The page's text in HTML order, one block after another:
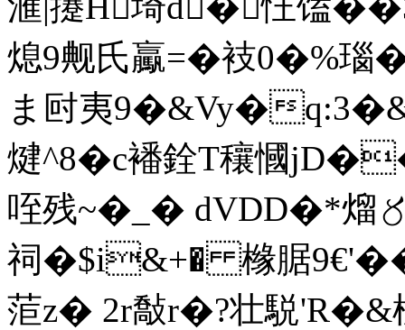
熄9觍氏驘=�衼0�%
ま尀夷9�&Vy�
煡^8�c襎銓T穰慖
咥残~�_� dVDD�*熘
祠�$i&+� 橼腒9€'��
菃z� 2r敽r�?壮駾'R�&